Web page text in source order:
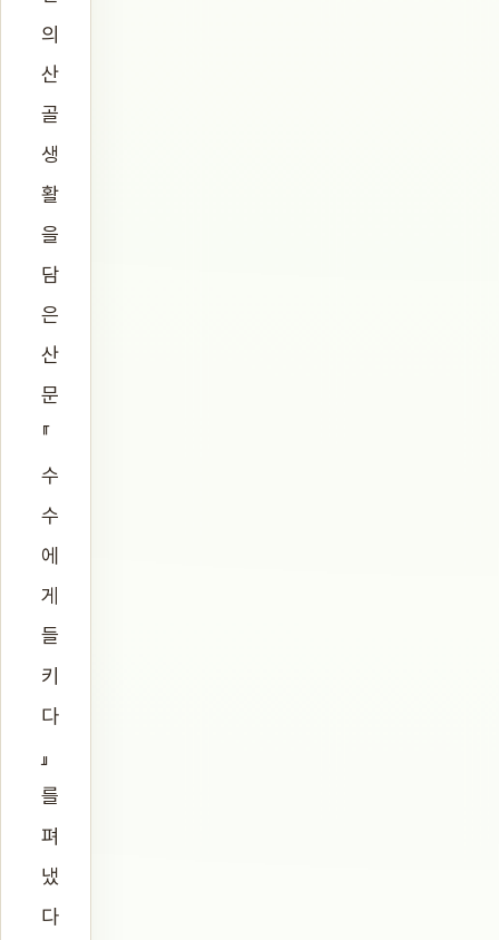
의
산
골
생
활
을
담
은
산
문
『
수
수
에
게
들
키
다
』
를
펴
냈
다